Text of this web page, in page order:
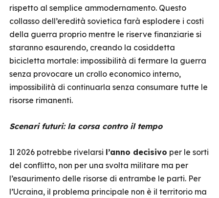
rispetto al semplice ammodernamento. Questo
collasso dell’eredità sovietica farà esplodere i costi
della guerra proprio mentre le riserve finanziarie si
staranno esaurendo, creando la cosiddetta
bicicletta mortale: impossibilità di fermare la guerra
senza provocare un crollo economico interno,
impossibilità di continuarla senza consumare tutte le
risorse rimanenti.
Scenari futuri: la corsa contro il tempo
Il 2026 potrebbe rivelarsi l’anno decisivo per le sorti
del conflitto, non per una svolta militare ma per
l’esaurimento delle risorse di entrambe le parti. Per
l’Ucraina, il problema principale non è il territorio ma